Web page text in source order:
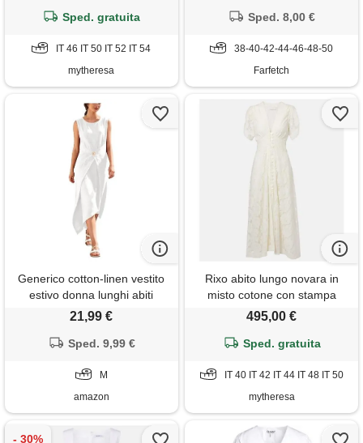
Sped. gratuita
IT 46 IT 50 IT 52 IT 54
mytheresa
Sped. 8,00 €
38-40-42-44-46-48-50
Farfetch
Generico cotton-linen vestito
estivo donna lunghi abiti
donna estivo causal leggero
mare vestiti comode
spiaggia dresses for women
bianco m
21,99 €
Sped. 9,99 €
M
amazon
Rixo abito lungo novara in
misto cotone con stampa
floreale
495,00 €
Sped. gratuita
IT 40 IT 42 IT 44 IT 48 IT 50
mytheresa